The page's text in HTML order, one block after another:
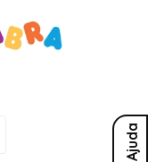
Ajuda